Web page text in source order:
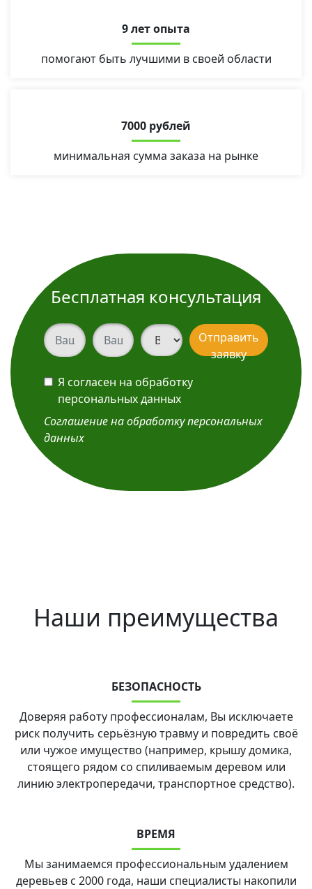
9 лет опыта
помогают быть лучшими в своей области
7000 рублей
минимальная сумма заказа на рынке
Бесплатная консультация
Ваш телефонВаш телефонВид услугиОтправить
заявку
Я согласен на обработку
персональных данных
Соглашение на обработку персональных
данных
Наши преимущества
БЕЗОПАСНОСТЬ
Доверяя работу профессионалам, Вы исключаете
риск получить серьёзную травму и повредить своё
или чужое имущество (например, крышу домика,
стоящего рядом со спиливаемым деревом или
линию электропередачи, транспортное средство).
ВРЕМЯ
Мы занимаемся профессиональным удалением
деревьев с 2000 года, наши специалисты накопили